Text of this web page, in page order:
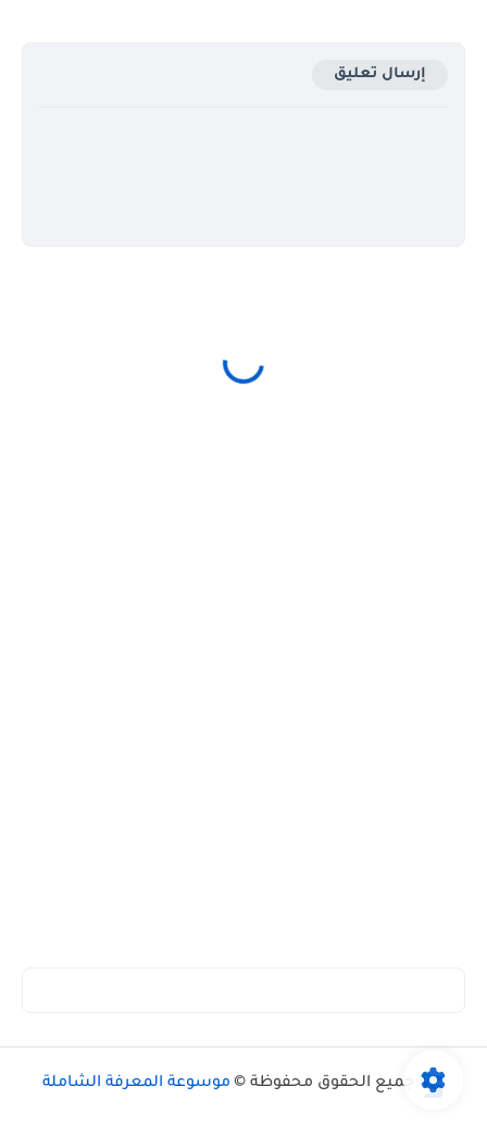
إرسال تعليق
جميع الحقوق محفوظة © موسوعة المعرفة الشاملة